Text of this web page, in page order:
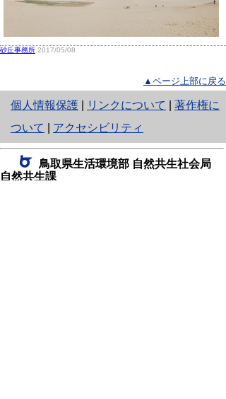
砂丘事務所 2017/05/08
▲ページ上部に戻る
個人情報保護
と
り
ネ
ッ
リンクについて
著作権に
ついて
アクセシビリティ
鳥取県生活環境部 自然共生社会局
自然共生課